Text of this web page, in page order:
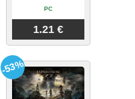
PC
1.21 €
-53%